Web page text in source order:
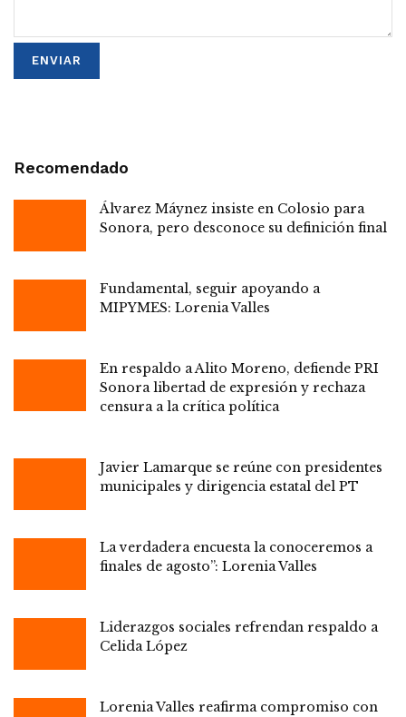
Recomendado
Álvarez Máynez insiste en Colosio para
Sonora, pero desconoce su definición final
Fundamental, seguir apoyando a
MIPYMES: Lorenia Valles
En respaldo a Alito Moreno, defiende PRI
Sonora libertad de expresión y rechaza
censura a la crítica política
Javier Lamarque se reúne con presidentes
municipales y dirigencia estatal del PT
La verdadera encuesta la conoceremos a
finales de agosto”: Lorenia Valles
Liderazgos sociales refrendan respaldo a
Celida López
Lorenia Valles reafirma compromiso con